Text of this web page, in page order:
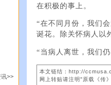
>>
在积极的事上。
“在不同月份，我们
诞花。除关怀病人以
“当病人离世，我们
本文链结：http://
网上转贴请注明"原载《传